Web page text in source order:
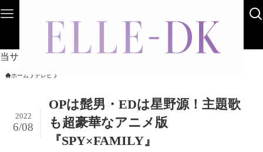
Home AboutUs Sitemap Contact
当サイトは海外在住者に向けて発信しています。
ホーム テレビ
OPは髭男・EDは星野源！主題歌
も超豪華なアニメ版
『SPY×FAMILY』
2022
6/08